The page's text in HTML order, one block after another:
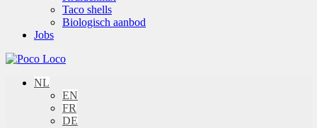
Taco shells
Biologisch aanbod
Jobs
NL
EN
FR
DE